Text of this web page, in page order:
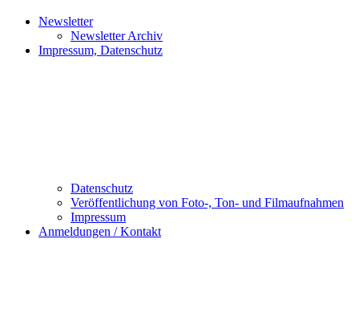
Newsletter
Newsletter Archiv
Impressum, Datenschutz
Datenschutz
Veröffentlichung von Foto-, Ton- und Filmaufnahmen
Impressum
Anmeldungen / Kontakt